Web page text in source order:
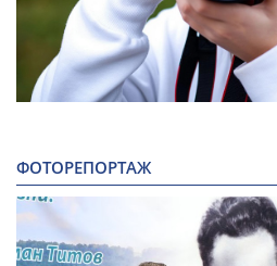
ФОТОРЕПОРТАЖ